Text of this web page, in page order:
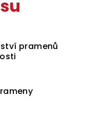
pramenů